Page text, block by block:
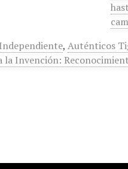
,Auténticos
la Invención: